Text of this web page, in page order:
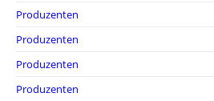
Produzenten
Produzenten
Produzenten
Produzenten